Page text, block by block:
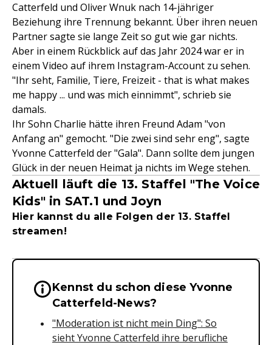
Catterfeld und Oliver Wnuk nach 14-jähriger
Beziehung ihre Trennung bekannt. Über ihren neuen
Partner sagte sie lange Zeit so gut wie gar nichts.
Aber in einem Rückblick auf das Jahr 2024 war er in
einem Video auf ihrem Instagram-Account zu sehen.
"Ihr seht, Familie, Tiere, Freizeit - that is what makes
me happy ... und was mich einnimmt", schrieb sie
damals.
Ihr Sohn Charlie hätte ihren Freund Adam "von
Anfang an" gemocht. "Die zwei sind sehr eng", sagte
Yvonne Catterfeld der "Gala". Dann sollte dem jungen
Glück in der neuen Heimat ja nichts im Wege stehen.
Aktuell läuft die 13. Staffel "The Voice
Kids" in SAT.1 und Joyn
Hier kannst du alle Folgen der 13. Staffel
streamen!
Wichtige Hinweise &
Kennst du schon diese Yvonne
Catterfeld-News?
"Moderation ist nicht mein Ding": So
sieht Yvonne Catterfeld ihre berufliche